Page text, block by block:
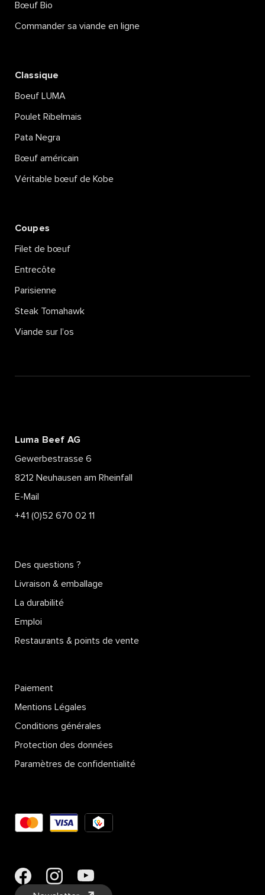
Bœuf Bio
Commander sa viande en ligne
Classique
Boeuf LUMA
Poulet Ribelmais
Pata Negra
Bœuf américain
Véritable bœuf de Kobe
Coupes
Filet de bœuf
Entrecôte
Parisienne
Steak Tomahawk
Viande sur l’os
Luma Beef AG
Gewerbestrasse 6
8212 Neuhausen am Rheinfall
E-Mail
+41 (0)52 670 02 11
Des questions ?
Livraison & emballage
La durabilité
Emploi
Restaurants & points de vente
Paiement
Mentions Légales
Conditions générales
Protection des données
Paramètres de confidentialité